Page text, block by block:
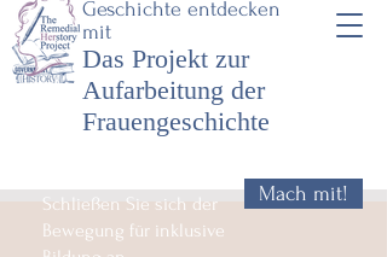
Geschichte entdecken
mit
Das Projekt zur
Aufarbeitung der
Frauengeschichte
Schließen Sie sich der
Bewegung für inklusive
Mach mit!